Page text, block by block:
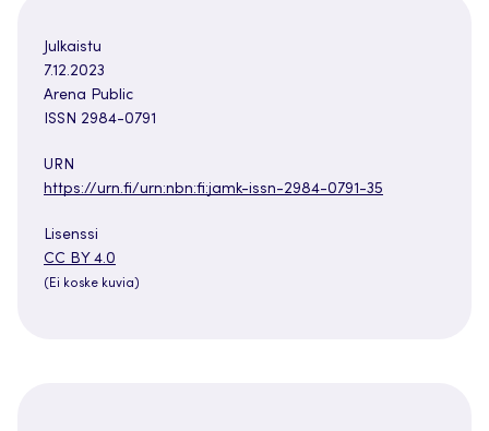
Julkaistu
7.12.2023
Arena Public
ISSN 2984-0791
URN
https://urn.fi/urn:nbn:fi:jamk-issn-2984-0791-35
Lisenssi
CC BY 4.0
(Ei koske kuvia)